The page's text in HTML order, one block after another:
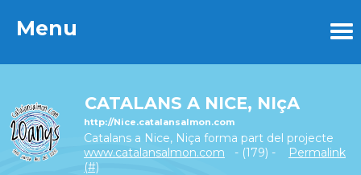
Menu
CATALANS A NICE, NIçA
http://Nice.catalansalmon.com
Catalans a Nice, Niça forma part del projecte
www.catalansalmon.com - (179) -
Permalink
(#)
Menu